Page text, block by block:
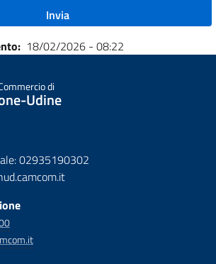
18/02/2026 - 08:22
di
Udine
02935190302